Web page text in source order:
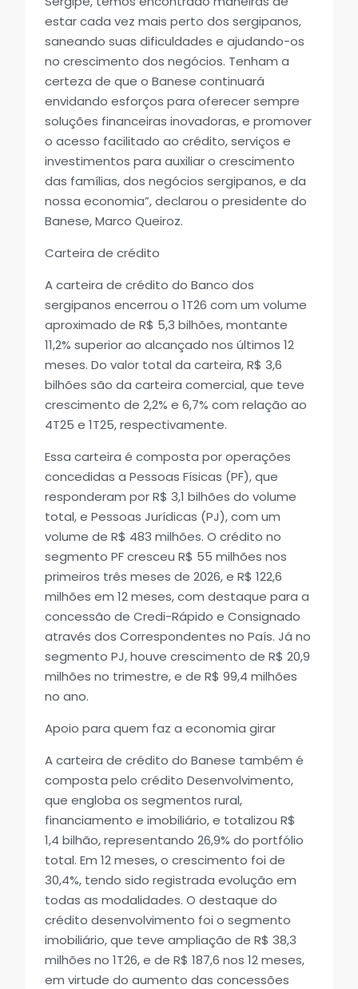
estar cada vez mais perto dos sergipanos,
saneando suas dificuldades e ajudando-os
no crescimento dos negócios. Tenham a
certeza de que o Banese continuará
envidando esforços para oferecer sempre
soluções financeiras inovadoras, e promover
o acesso facilitado ao crédito, serviços e
investimentos para auxiliar o crescimento
das famílias, dos negócios sergipanos, e da
nossa economia”, declarou o presidente do
Banese, Marco Queiroz.
Carteira de crédito
A carteira de crédito do Banco dos
sergipanos encerrou o 1T26 com um volume
aproximado de R$ 5,3 bilhões, montante
11,2% superior ao alcançado nos últimos 12
meses. Do valor total da carteira, R$ 3,6
bilhões são da carteira comercial, que teve
crescimento de 2,2% e 6,7% com relação ao
4T25 e 1T25, respectivamente.
Essa carteira é composta por operações
concedidas a Pessoas Físicas (PF), que
responderam por R$ 3,1 bilhões do volume
total, e Pessoas Jurídicas (PJ), com um
volume de R$ 483 milhões. O crédito no
segmento PF cresceu R$ 55 milhões nos
primeiros três meses de 2026, e R$ 122,6
milhões em 12 meses, com destaque para a
concessão de Credi-Rápido e Consignado
através dos Correspondentes no País. Já no
segmento PJ, houve crescimento de R$ 20,9
milhões no trimestre, e de R$ 99,4 milhões
no ano.
Apoio para quem faz a economia girar
A carteira de crédito do Banese também é
composta pelo crédito Desenvolvimento,
que engloba os segmentos rural,
financiamento e imobiliário, e totalizou R$
1,4 bilhão, representando 26,9% do portfólio
total. Em 12 meses, o crescimento foi de
30,4%, tendo sido registrada evolução em
todas as modalidades. O destaque do
crédito desenvolvimento foi o segmento
imobiliário, que teve ampliação de R$ 38,3
milhões no 1T26, e de R$ 187,6 nos 12 meses,
em virtude do aumento das concessões